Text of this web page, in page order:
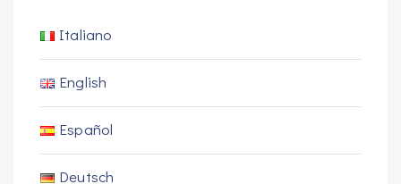
Italiano
English
Español
Deutsch